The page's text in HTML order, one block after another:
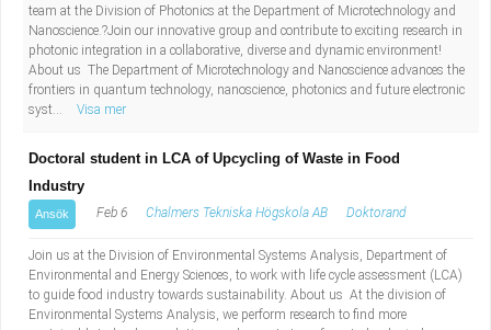
team at the Division of Photonics at the Department of Microtechnology and
Nanoscience.?Join our innovative group and contribute to exciting research in
photonic integration in a collaborative, diverse and dynamic environment!
About us The Department of Microtechnology and Nanoscience advances the
frontiers in quantum technology, nanoscience, photonics and future electronic
syst...
Visa mer
Doctoral student in LCA of Upcycling of Waste in Food
Industry
Ansök Feb 6 Chalmers Tekniska Högskola AB Doktorand
Join us at the Division of Environmental Systems Analysis, Department of
Environmental and Energy Sciences, to work with life cycle assessment (LCA)
to guide food industry towards sustainability. About us At the division of
Environmental Systems Analysis, we perform research to find more